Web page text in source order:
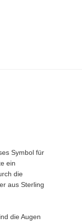
Symbol für
ein
die
aus Sterling
die Augen